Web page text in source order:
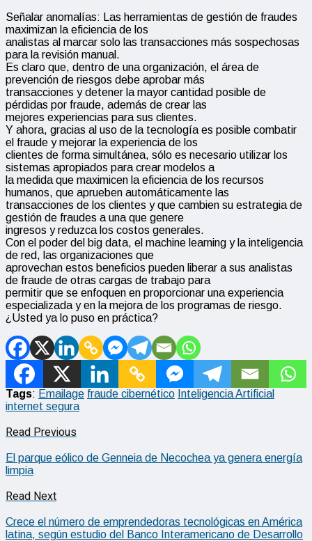
Señalar anomalías: Las herramientas de gestión de fraudes
maximizan la eficiencia de los
analistas al marcar solo las transacciones más sospechosas
para la revisión manual.
Es claro que, dentro de una organización, el área de
prevención de riesgos debe aprobar más
transacciones y detener la mayor cantidad posible de
pérdidas por fraude, además de crear las
mejores experiencias para sus clientes.
Y ahora, gracias al uso de la tecnología es posible combatir
el fraude y mejorar la experiencia de los
clientes de forma simultánea, sólo es necesario utilizar los
sistemas apropiados para crear modelos a
la medida que maximicen la eficiencia de los recursos
humanos, que aprueben automáticamente las
transacciones de los clientes y que cambien su estrategia de
gestión de fraudes a una que genere
ingresos y reduzca los costos generales.
Con el poder del big data, el machine learning y la inteligencia
de red, las organizaciones que
aprovechan estos beneficios pueden liberar a sus analistas
de fraude de otras cargas de trabajo para
permitir que se enfoquen en proporcionar una experiencia
especializada y en la mejora de los programas de riesgo.
¿Usted ya lo puso en práctica?
Tags: Emailage fraude cibernético Inteligencia Artificial
internet segura
Read Previous
El parque eólico de Genneia de Necochea ya genera energía
limpia
Read Next
Crece el número de emprendedoras tecnológicas en América
latina, según estudio del Banco Interamericano de Desarrollo